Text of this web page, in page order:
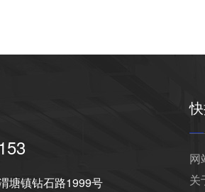
塘镇钻石路1999号
网
关